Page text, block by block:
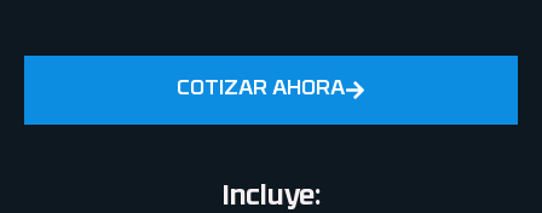
COTIZAR AHORA
Incluye: